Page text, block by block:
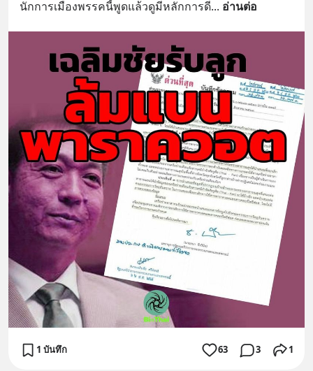
นักการเมืองพรรคนี้พูดแล้วดูมีหลักการดี... อ่านต่อ
1 บันทึก 63 3 1